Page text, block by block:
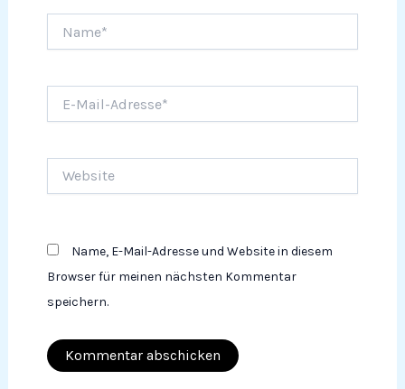
Mail-
Name, E-Mail-Adresse und Website in diesem
Browser für meinen nächsten Kommentar
speichern.